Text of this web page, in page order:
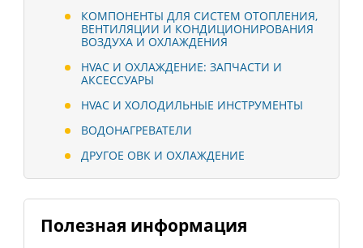
КОМПОНЕНТЫ ДЛЯ СИСТЕМ ОТОПЛЕНИЯ,
ВЕНТИЛЯЦИИ И КОНДИЦИОНИРОВАНИЯ
ВОЗДУХА И ОХЛАЖДЕНИЯ
HVAC И ОХЛАЖДЕНИЕ: ЗАПЧАСТИ И
АКСЕССУАРЫ
HVAC И ХОЛОДИЛЬНЫЕ ИНСТРУМЕНТЫ
ВОДОНАГРЕВАТЕЛИ
ДРУГОЕ ОВК И ОХЛАЖДЕНИЕ
Полезная информация